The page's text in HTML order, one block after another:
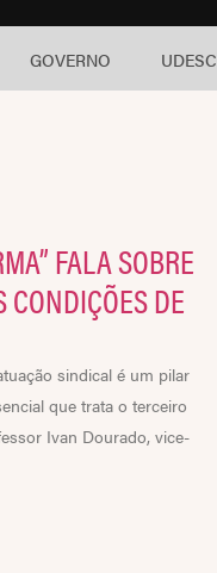
GOVERNO UDESC
FALA SOBRE
DE
sindical é um pilar
que trata o terceiro
Ivan Dourado, vice-